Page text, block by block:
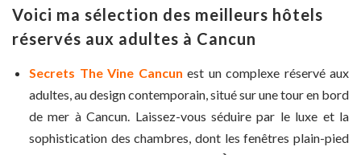
Voici ma sélection des meilleurs hôtels
réservés aux adultes à Cancun
Secrets The Vine Cancun est un complexe réservé aux
adultes, au design contemporain, situé sur une tour en bord
de mer à Cancun. Laissez-vous séduire par le luxe et la
sophistication des chambres, dont les fenêtres plain-pied